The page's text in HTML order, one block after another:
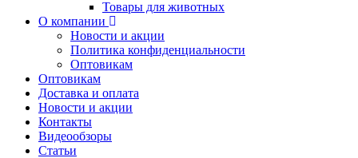
Товары для животных
О компании
Новости и акции
Политика конфиденциальности
Оптовикам
Оптовикам
Доставка и оплата
Новости и акции
Контакты
Видеообзоры
Статьи